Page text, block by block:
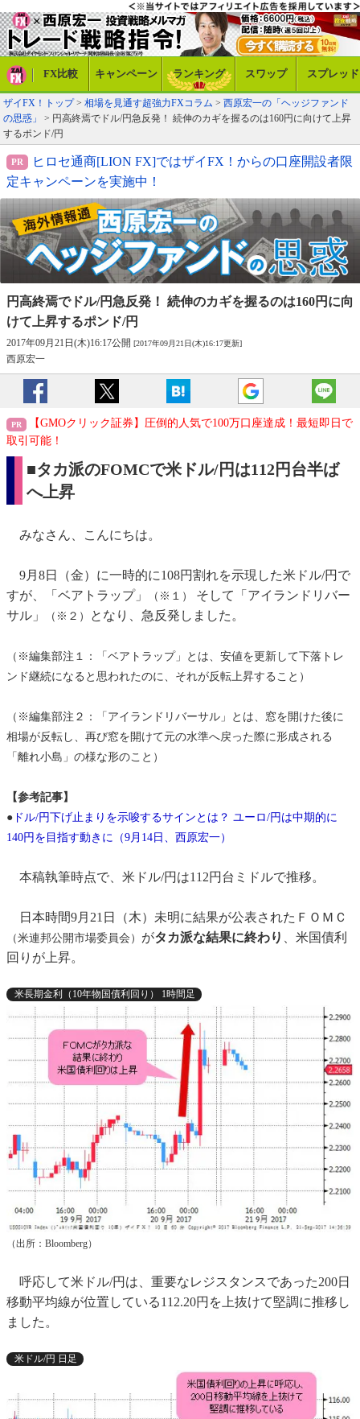
FX比較 キャンペーン ランキング スワップ スプレッド
ザイFX！トップ> 相場を見通す超強力FXコラム > 西原宏一の「ヘッジファンド
の思惑」
> 円高終焉でドル/円急反発！ 続伸のカギを握るのは160円に向けて上昇
するポンド/円
ヒロセ通商[LION FX]ではザイFX！からの口座開設者限
定キャンペーンを実施中！
円高終焉でドル/円急反発！ 続伸のカギを握るのは160円に向
けて上昇するポンド/円
2017年09月21日(木)16:17公開 [2017年09月21日(木)16:17更新]
西原宏一
【GMOクリック証券】圧倒的人気で100万口座達成！最短即日で
取引可能！
■タカ派のFOMCで米ドル/円は112円台半ば
へ上昇
みなさん、こんにちは。
9月8日（金）に一時的に108円割れを示現した米ドル/円で
すが、「ベアトラップ」
（※１） そして「アイランドリバー
サル」
（※２） となり、急反発しました。
（※編集部注１：「ベアトラップ」とは、安値を更新して下落トレ
ンド継続になると思われたのに、それが反転上昇すること）
（※編集部注２：「アイランドリバーサル」とは、窓を開けた後に
相場が反転し、再び窓を開けて元の水準へ戻った際に形成される
「離れ小島」の様な形のこと）
【参考記事】
● ドル/円下げ止まりを示唆するサインとは？ ユーロ/円は中期的に
140円を目指す動きに（9月14日、西原宏一）
本稿執筆時点で、米ドル/円は112円台ミドルで推移。
日本時間9月21日（木）未明に結果が公表されたＦＯＭＣ
（米連邦公開市場委員会） がタカ派な結果に終わり
、米国債利
回りが上昇。
米長期金利（10年物国債利回り） 1時間足
（出所：Bloomberg）
呼応して米ドル/円は、重要なレジスタンスであった200日
移動平均線が位置している112.20円を上抜けて堅調に推移し
ました。
米ドル/円 日足